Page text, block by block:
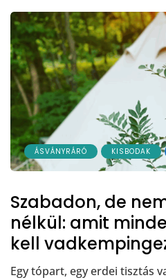
ÁSVÁNYRÁRÓ KISBODAK
Szabadon, de
nélkül: amit
kell
Egy tópart, egy erdei tisztás